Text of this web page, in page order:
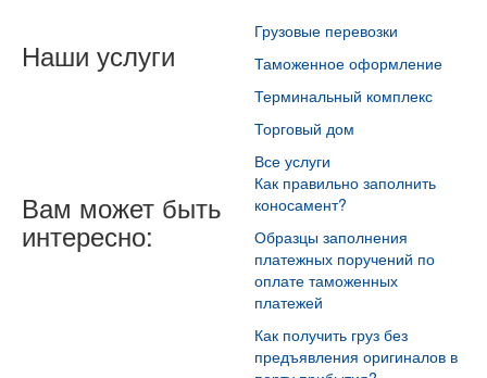
Наши услуги
Грузовые перевозки
Таможенное оформление
Терминальный комплекс
Торговый дом
Все услуги
Вам может быть
интересно:
Как правильно заполнить
коносамент?
Образцы заполнения
платежных поручений по
оплате таможенных
платежей
Как получить груз без
предъявления оригиналов в